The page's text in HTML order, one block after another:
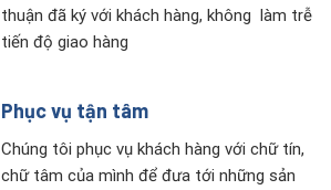
thuận đã ký với khách hàng, không làm trễ
tiến độ giao hàng
Phục vụ tận tâm
Chúng tôi phục vụ khách hàng với chữ tín,
chữ tâm của mình để đưa tới những sản